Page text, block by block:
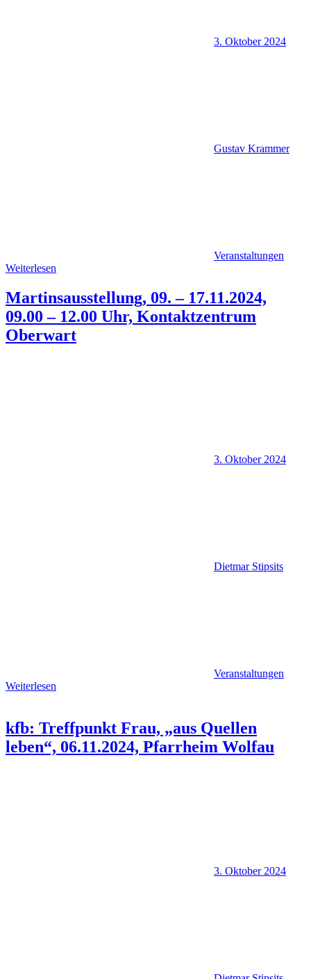
3. Oktober 2024
Gustav Krammer
Veranstaltungen
Weiterlesen
Martinsausstellung, 09. – 17.11.2024,
09.00 – 12.00 Uhr, Kontaktzentrum
Oberwart
3. Oktober 2024
Dietmar Stipsits
Veranstaltungen
Weiterlesen
kfb: Treffpunkt Frau, „aus Quellen
leben“, 06.11.2024, Pfarrheim Wolfau
3. Oktober 2024